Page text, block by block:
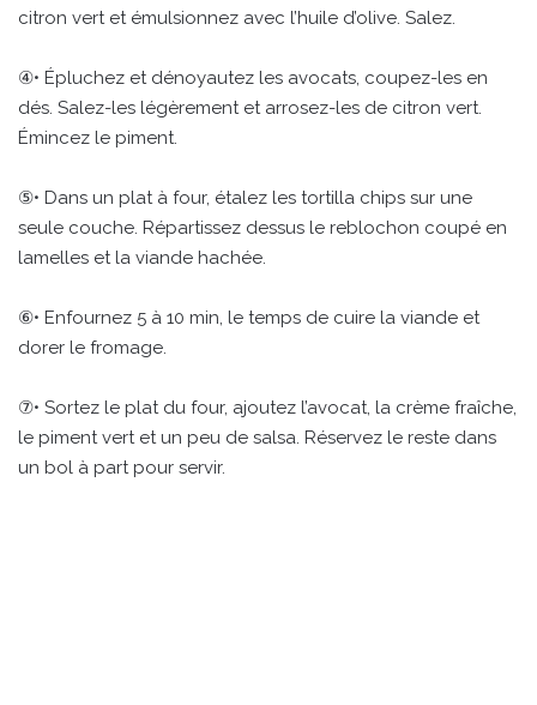
citron vert et émulsionnez avec l’huile d’olive. Salez.
④• Épluchez et dénoyautez les avocats, coupez-les en
dés. Salez-les légèrement et arrosez-les de citron vert.
Émincez le piment.
⑤• Dans un plat à four, étalez les tortilla chips sur une
seule couche. Répartissez dessus le reblochon coupé en
lamelles et la viande hachée.
⑥• Enfournez 5 à 10 min, le temps de cuire la viande et
dorer le fromage.
⑦• Sortez le plat du four, ajoutez l’avocat, la crème fraîche,
le piment vert et un peu de salsa. Réservez le reste dans
un bol à part pour servir.